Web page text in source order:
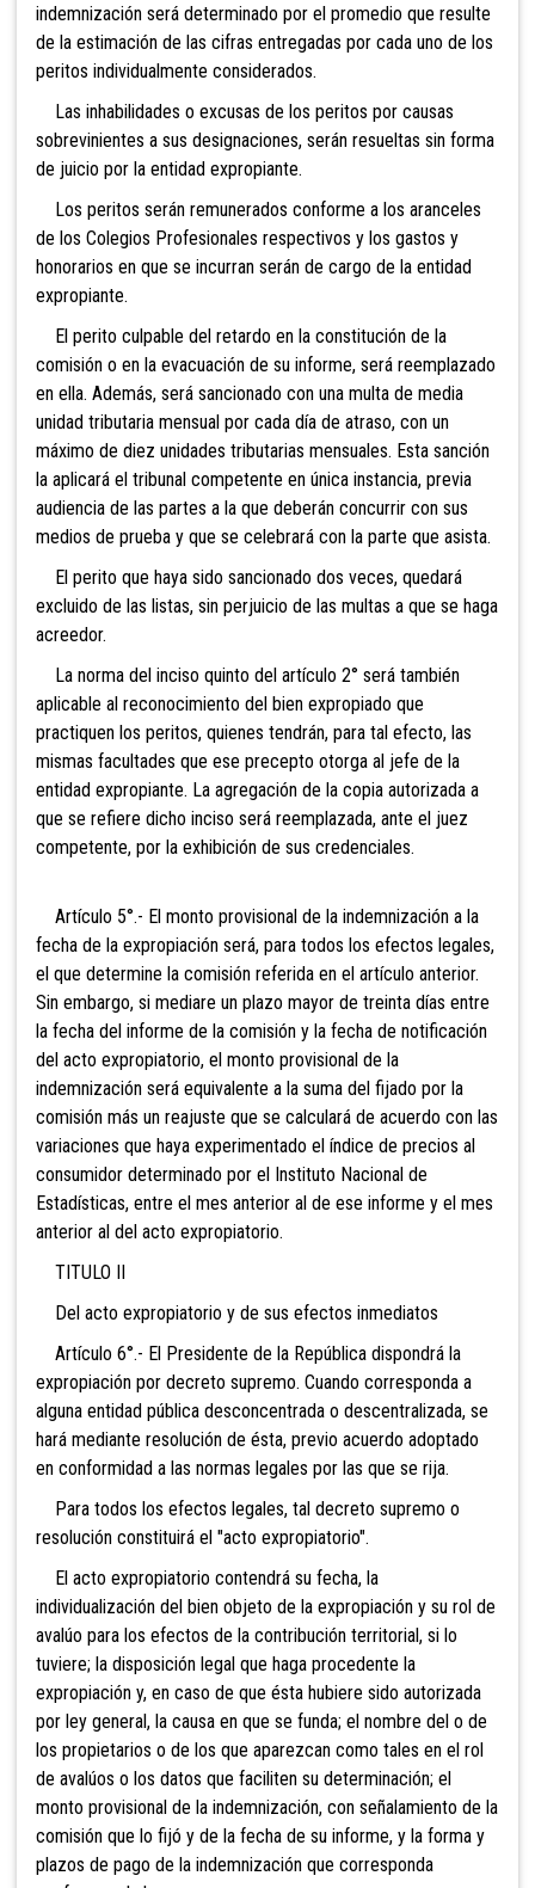
indemnización será determinado por el promedio que resulte
de la estimación de las cifras entregadas por cada uno de los
peritos individualmente considerados.
Las inhabilidades o excusas de los peritos por causas
sobrevinientes a sus designaciones, serán resueltas sin forma
de juicio por la entidad expropiante.
Los peritos serán remunerados conforme a los aranceles
de los Colegios Profesionales respectivos y los gastos y
honorarios en que se incurran serán de cargo de la entidad
expropiante.
El perito culpable del retardo en la constitución de la
comisión o en la evacuación de su informe, será reemplazado
en ella. Además, será sancionado con una multa de media
unidad tributaria mensual por cada día de atraso, con un
máximo de diez unidades tributarias mensuales. Esta sanción
la aplicará el tribunal competente en única instancia, previa
audiencia de las partes a la que deberán concurrir con sus
medios de prueba y que se celebrará con la parte que asista.
El perito que haya sido sancionado dos veces, quedará
excluido de las listas, sin perjuicio de las multas a que se haga
acreedor.
La norma del inciso quinto del artículo 2° será también
aplicable al reconocimiento del bien expropiado que
practiquen los peritos, quienes tendrán, para tal efecto, las
mismas facultades que ese precepto otorga al jefe de la
entidad expropiante. La agregación de la copia autorizada a
que se refiere dicho inciso será reemplazada, ante el juez
competente, por la exhibición de sus credenciales.
Artículo 5°.- El monto provisional de la indemnización a la
fecha de la expropiación será, para todos los efectos legales,
el que determine la comisión referida en el artículo anterior.
Sin embargo, si mediare un plazo mayor de treinta días entre
la fecha del informe de la comisión y la fecha de notificación
del acto expropiatorio, el monto provisional de la
indemnización será equivalente a la suma del fijado por la
comisión más un reajuste que se calculará de acuerdo con las
variaciones que haya experimentado el índice de precios al
consumidor determinado por el Instituto Nacional de
Estadísticas, entre el mes anterior al de ese informe y el mes
anterior al del acto expropiatorio.
TITULO II
Del acto expropiatorio y de sus efectos inmediatos
Artículo 6°.- El Presidente de la República dispondrá la
expropiación por decreto supremo. Cuando corresponda a
alguna entidad pública desconcentrada o descentralizada, se
hará mediante resolución de ésta, previo acuerdo adoptado
en conformidad a las normas legales por las que se rija.
Para todos los efectos legales, tal decreto supremo o
resolución constituirá el "acto expropiatorio".
El acto expropiatorio contendrá su fecha, la
individualización del bien objeto de la expropiación y su rol de
avalúo para los efectos de la contribución territorial, si lo
tuviere; la disposición legal que haga procedente la
expropiación y, en caso de que ésta hubiere sido autorizada
por ley general, la causa en que se funda; el nombre del o de
los propietarios o de los que aparezcan como tales en el rol
de avalúos o los datos que faciliten su determinación; el
monto provisional de la indemnización, con señalamiento de la
comisión que lo fijó y de la fecha de su informe, y la forma y
plazos de pago de la indemnización que corresponda